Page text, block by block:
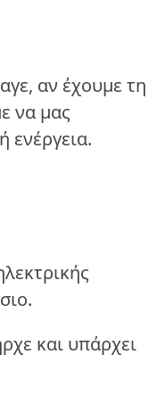
αν έχουμε τη
να μας
ενέργεια.
και υπάρχει